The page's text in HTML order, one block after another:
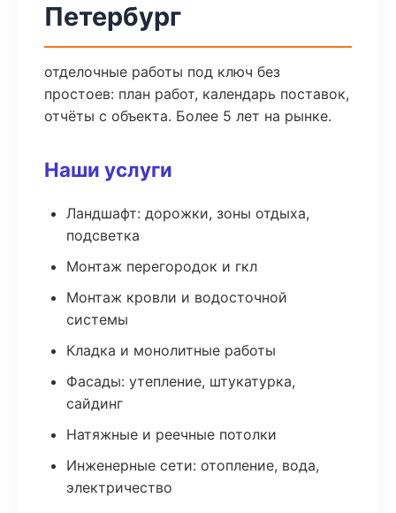
Петербург
отделочные работы под ключ без
простоев: план работ, календарь поставок,
отчёты с объекта. Более 5 лет на рынке.
Наши услуги
Ландшафт: дорожки, зоны отдыха,
подсветка
Монтаж перегородок и гкл
Монтаж кровли и водосточной
системы
Кладка и монолитные работы
Фасады: утепление, штукатурка,
сайдинг
Натяжные и реечные потолки
Инженерные сети: отопление, вода,
электричество